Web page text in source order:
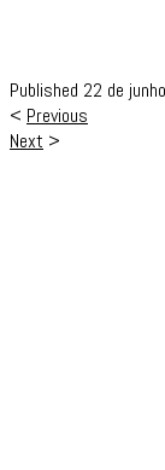
Published 22 de
< Previous
Next >